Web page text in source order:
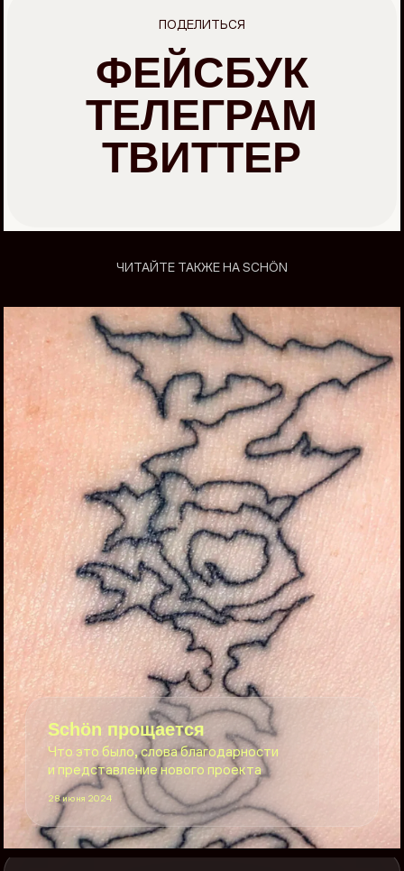
ПОДЕЛИТЬСЯ
ФЕЙСБУК
ТЕЛЕГРАМ
ТВИТТЕР
ЧИТАЙТЕ ТАКЖЕ НА SCHÖN
Sсhön прощается
Что это было, слова благодарности
и представление нового проекта
28 июня 2024